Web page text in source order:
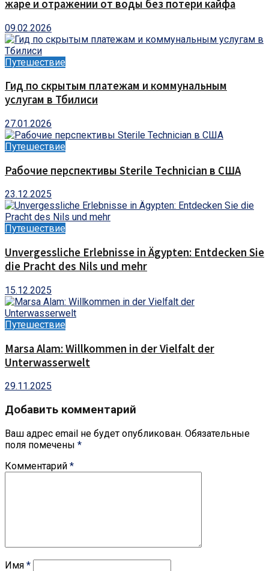
жаре и отражении от воды без потери кайфа
09.02.2026
Путешествие
Гид по скрытым платежам и коммунальным
услугам в Тбилиси
27.01.2026
Путешествие
Рабочие перспективы Sterile Technician в США
23.12.2025
Путешествие
Unvergessliche Erlebnisse in Ägypten: Entdecken Sie
die Pracht des Nils und mehr
15.12.2025
Путешествие
Marsa Alam: Willkommen in der Vielfalt der
Unterwasserwelt
29.11.2025
Добавить комментарий
Ваш адрес email не будет опубликован. Обязательные
поля помечены *
Комментарий *
Имя *